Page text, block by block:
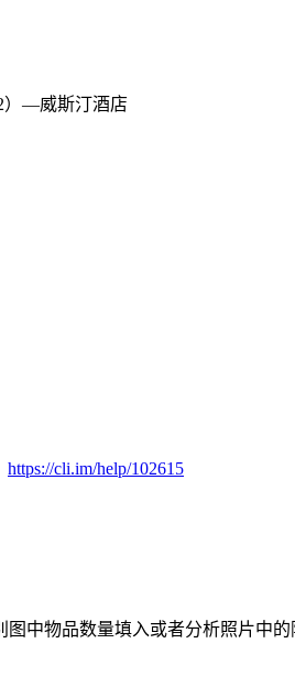
）—威斯汀酒店
https://cli.im/help/102615
中物品数量填入或者分析照片中